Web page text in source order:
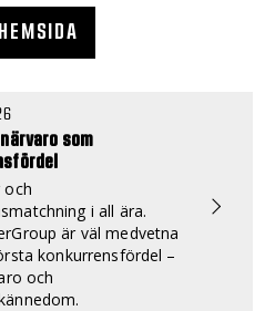
som
och
i all ära.
är väl medvetna
konkurrensfördel –
och